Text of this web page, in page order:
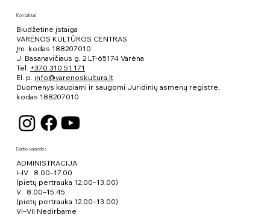
Kontaktai
Biudžetinė įstaiga
VARĖNOS KULTŪROS CENTRAS
Įm. kodas 188207010
J. Basanavičiaus g. 2 LT-65174 Varėna
Tel. +370 310 51 171
El. p. info@varenoskultura.lt
Duomenys kaupiami ir saugomi Juridinių asmenų registre,
kodas 188207010
Darbo valandos
ADMINISTRACIJA
I–IV 8.00–17.00
(pietų pertrauka 12.00–13.00)
V 8.00–15.45
(pietų pertrauka 12.00–13.00)
VI–VII Nedirbame